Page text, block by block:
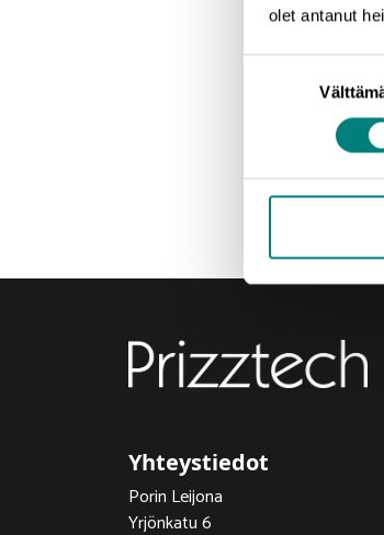
olet antanut
Yhteystiedot
Porin Leijona
Yrjönkatu 6